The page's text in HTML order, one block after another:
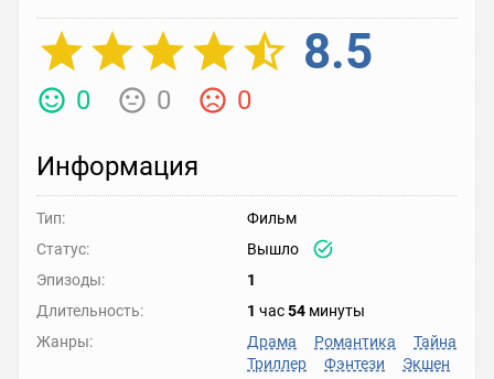
8.5
0 0 0
Информация
Тип:
Фильм
Статус:
Вышло
Эпизоды:
1
Длительность:
1 час54 минуты
Жанры:
Драма Романтика
Тайна
Триллер
Фэнтези
Экшен